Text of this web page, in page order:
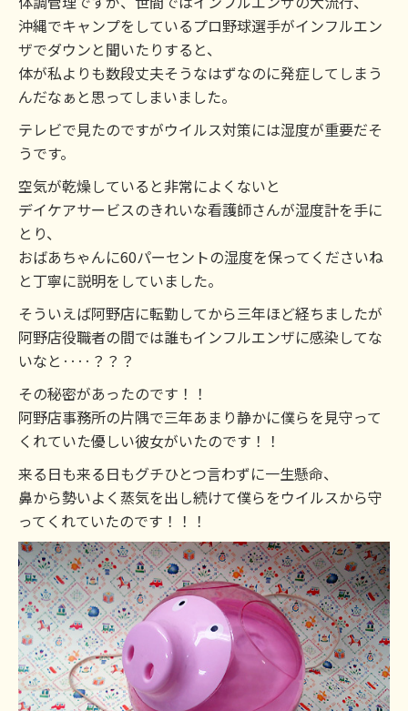
沖縄でキャンプをしているプロ野球選手がインフルエン
ザでダウンと聞いたりすると、
体が私よりも数段丈夫そうなはずなのに発症してしまう
んだなぁと思ってしまいました。
テレビで見たのですがウイルス対策には湿度が重要だそ
うです。
空気が乾燥していると非常によくないと
デイケアサービスのきれいな看護師さんが湿度計を手に
とり、
おばあちゃんに60パーセントの湿度を保ってくださいね
と丁寧に説明をしていました。
そういえば阿野店に転勤してから三年ほど経ちましたが
阿野店役職者の間では誰もインフルエンザに感染してな
いなと‥‥？？？
その秘密があったのです！！
阿野店事務所の片隅で三年あまり静かに僕らを見守って
くれていた優しい彼女がいたのです！！
来る日も来る日もグチひとつ言わずに一生懸命、
鼻から勢いよく蒸気を出し続けて僕らをウイルスから守
ってくれていたのです！！！